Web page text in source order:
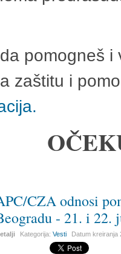
pomogneš
zaštitu i
CZA odnosi
- 21. i 22.
Kategorija:Vesti Datum kreiranja